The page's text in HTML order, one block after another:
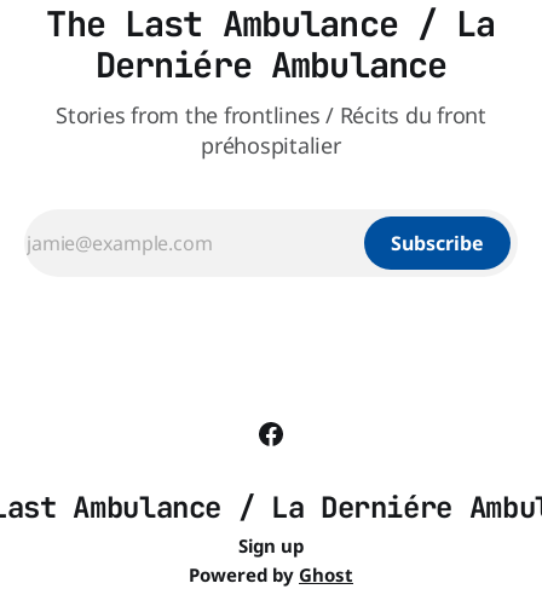
The Last Ambulance / La
Derniére Ambulance
Stories from the frontlines / Récits du front
préhospitalier
Subscribe
Ambulance / La Derniére
Sign up
Powered by Ghost